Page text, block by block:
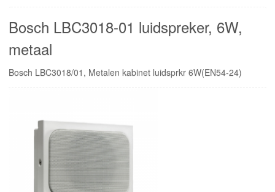
SUPPORT
RMA
CONTACT
INLOGGEN
Bosch LBC3018-01 luidspreker, 6W,
metaal
Bosch LBC3018/01, Metalen kabinet luidsprkr 6W(EN54-24)